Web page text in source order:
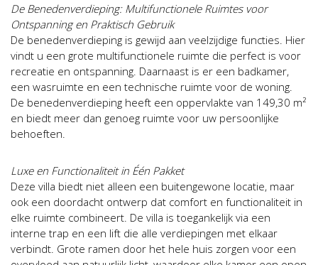
De Benedenverdieping: Multifunctionele Ruimtes voor
Ontspanning en Praktisch Gebruik
De benedenverdieping is gewijd aan veelzijdige functies. Hier
vindt u een grote multifunctionele ruimte die perfect is voor
recreatie en ontspanning. Daarnaast is er een badkamer,
een wasruimte en een technische ruimte voor de woning.
De benedenverdieping heeft een oppervlakte van 149,30 m²
en biedt meer dan genoeg ruimte voor uw persoonlijke
behoeften.
Luxe en Functionaliteit in Één Pakket
Deze villa biedt niet alleen een buitengewone locatie, maar
ook een doordacht ontwerp dat comfort en functionaliteit in
elke ruimte combineert. De villa is toegankelijk via een
interne trap en een lift die alle verdiepingen met elkaar
verbindt. Grote ramen door het hele huis zorgen voor een